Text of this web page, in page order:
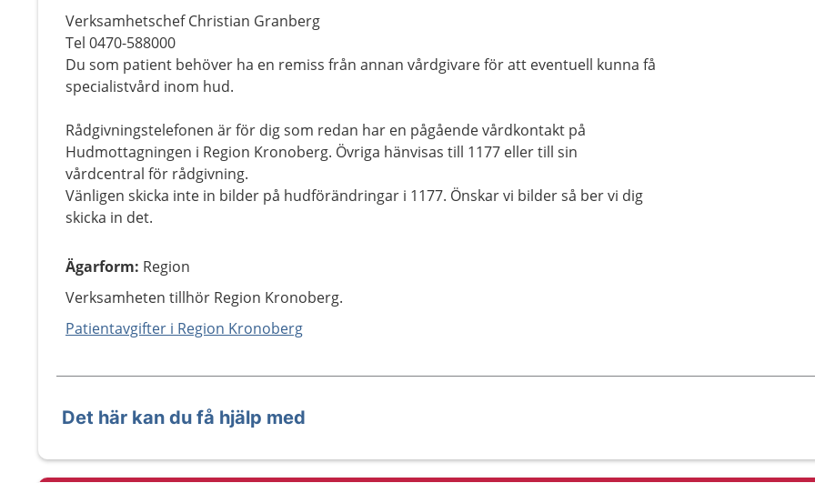
Verksamhetschef Christian Granberg
Tel 0470-588000
Du som patient behöver ha en remiss från annan vårdgivare för att eventuell kunna få
specialistvård inom hud.
Rådgivningstelefonen är för dig som redan har en pågående vårdkontakt på
Hudmottagningen i Region Kronoberg. Övriga hänvisas till 1177 eller till sin
vårdcentral för rådgivning.
Vänligen skicka inte in bilder på hudförändringar i 1177. Önskar vi bilder så ber vi dig
skicka in det.
Ägarform: Region
Verksamheten tillhör Region Kronoberg.
Patientavgifter i Region Kronoberg
Det här kan du få hjälp med